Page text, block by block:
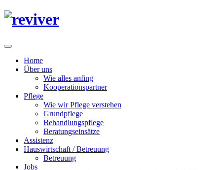
Home
Über uns
Wie alles anfing
Kooperationspartner
Pflege
Wie wir Pflege verstehen
Grundpflege
Behandlungspflege
Beratungseinsätze
Assistenz
Hauswirtschaft / Betreuung
Betreuung
Jobs